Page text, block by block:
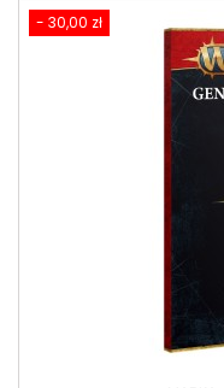
- 30,00 zł